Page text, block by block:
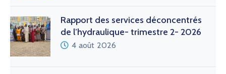
Rapport des services déconcentrés
de l’hydraulique- trimestre 2- 2026
4 août 2026